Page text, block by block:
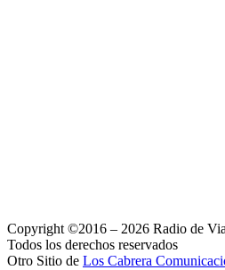
Copyright ©2016 – 2026 Radio de
Todos los derechos reservados
Otro Sitio de Los Cabrera